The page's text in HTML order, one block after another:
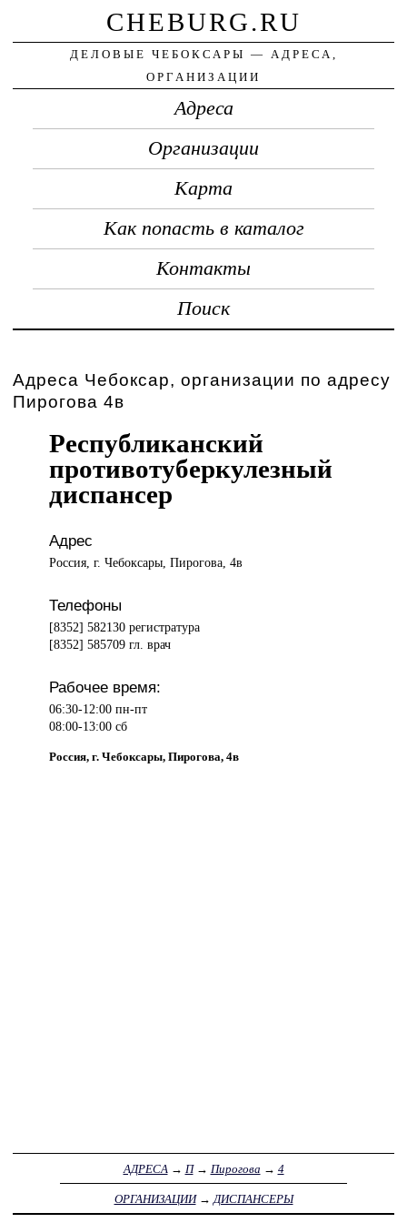
CHEBURG.RU
ДЕЛОВЫЕ ЧЕБОКСАРЫ — АДРЕСА,
ОРГАНИЗАЦИИ
Адреса
Организации
Карта
Как попасть в каталог
Контакты
Поиск
Адреса Чебоксар, организации по адресу
Пирогова 4в
Республиканский
противотуберкулезный
диспансер
Адрес
Россия, г. Чебоксары, Пирогова, 4в
Телефоны
[8352] 582130 регистратура
[8352] 585709 гл. врач
Рабочее время:
06:30-12:00 пн-пт
08:00-13:00 сб
Россия, г. Чебоксары, Пирогова, 4в
АДРЕСА → П→ Пирогова → 4
ОРГАНИЗАЦИИ→ ДИСПАНСЕРЫ